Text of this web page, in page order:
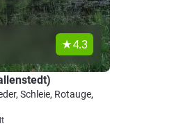
4.3
Schleie, Rotauge,